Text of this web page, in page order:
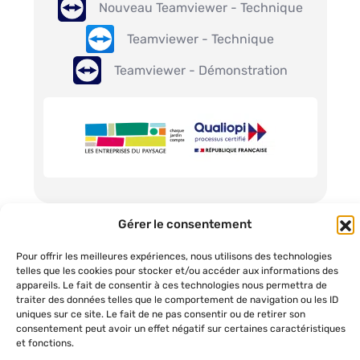
Gérer le consentement
Pour offrir les meilleures expériences, nous utilisons des technologies
telles que les cookies pour stocker et/ou accéder aux informations des
appareils. Le fait de consentir à ces technologies nous permettra de
traiter des données telles que le comportement de navigation ou les ID
uniques sur ce site. Le fait de ne pas consentir ou de retirer son
consentement peut avoir un effet négatif sur certaines caractéristiques
et fonctions.
soit en groupe, en individuel, directement dans vos
locaux ou à distance, nos formateurs s’adaptent à vos
contraintes de chantier. Vous découvrirez les bons
raccourcis, nos meilleures astuces de modélisation et
Une assistance technique réactive basée à
question sur l’exportation d’une vidéo, notre équipe
par téléphone ou par mail en semaine. Nos techniciens
connaissent la réalité de votre métier et l’urgence de
vos impératifs. Ce contact humain privilégié vous assure
une utilisation fluide de vos outils informatiques, peu
Nouveau Teamviewer - Technique
Teamviewer - Technique
Teamviewer - Démonstration
Copyright © JardiSoft by Média Softs2026, Réalisation et
éco-conception
DIOQA. Dernière actualisation : Août 2026
Politique de confidentialité |Mentions légales|Plan du site